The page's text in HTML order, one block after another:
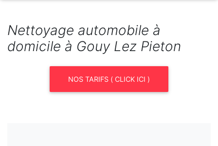
Nettoyage automobile à
domicile à Gouy Lez Pieton
NOS TARIFS ( CLICK ICI )